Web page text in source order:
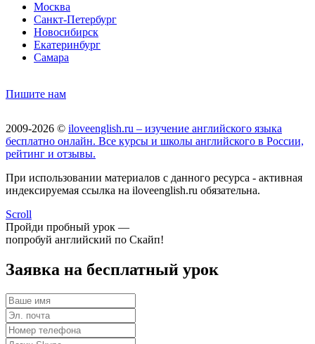
Москва
Санкт-Петербург
Новосибирск
Екатеринбург
Самара
Пишите нам
2009-2026 © iloveenglish.ru – изучение английского языка
бесплатно онлайн. Все курсы и школы английского в России,
рейтинг и отзывы.
При использовании материалов с данного ресурса - активная
индексируемая ссылка на iloveenglish.ru обязательна.
Scroll
Пройди пробный урок —
попробуй английский по Скайп!
Заявка на бесплатный урок